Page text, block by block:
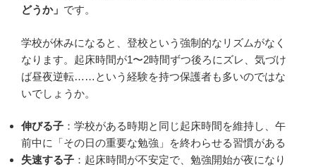
どうか」 です。
学校が休みになると、登校という強制的なリズムがなく
なります。起床時間が1〜2時間ずつ後ろにズレ、気づけ
ば昼夜逆転……という経験を持つ保護者も多いのではな
いでしょうか。
伸びる子 ：学校がある時期と同じ起床時間を維持し、午
前中に「その日の重要な勉強」を終わらせる習慣がある
失速する子 ：起床時間が不安定で、勉強開始が夜になり